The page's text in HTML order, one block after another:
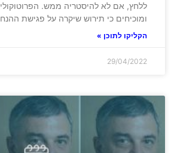
ללחץ, אם לא להיסטריה ממש.
ומוכיחים כי תירוש שיקרה על פגישת
הקליקו לתוכן »
29/04/2022